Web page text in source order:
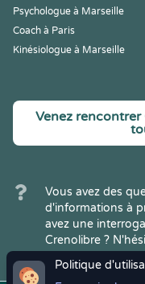
Politique
Psychologue à Marseille
Coach à Paris
Kinésiologue à Marseille
Venez rencontrer
Vous avez des
d'informations à
avez une
Crenolibre ?